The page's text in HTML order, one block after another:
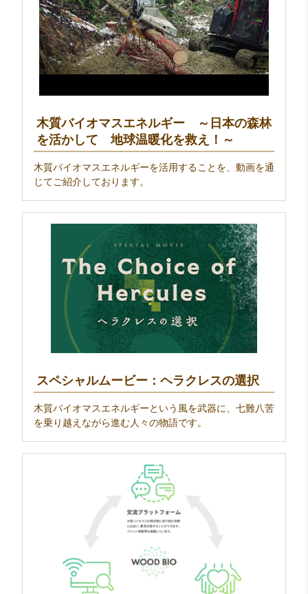
木質バイオマスエネルギー ～日本の森林
を活かして 地球温暖化を救え！～
木質バイオマスエネルギーを活用することを、動画を通
じてご紹介しております。
スペシャルムービー：ヘラクレスの選択
木質バイオマスエネルギーという風を武器に、七難八苦
を乗り越えながら進む人々の物語です。